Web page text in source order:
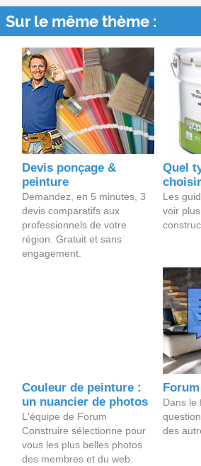
Sur le même thème :
Devis ponçage &
peinture
Demandez, en 5 minutes, 3
devis comparatifs aux
professionnels de votre
région. Gratuit et sans
engagement.
Quel
Les
voir
Couleur de peinture :
un nuancier de photos
L'équipe de Forum
Construire sélectionne pour
vous les plus belles photos
des membres et du web.
Dans le
des